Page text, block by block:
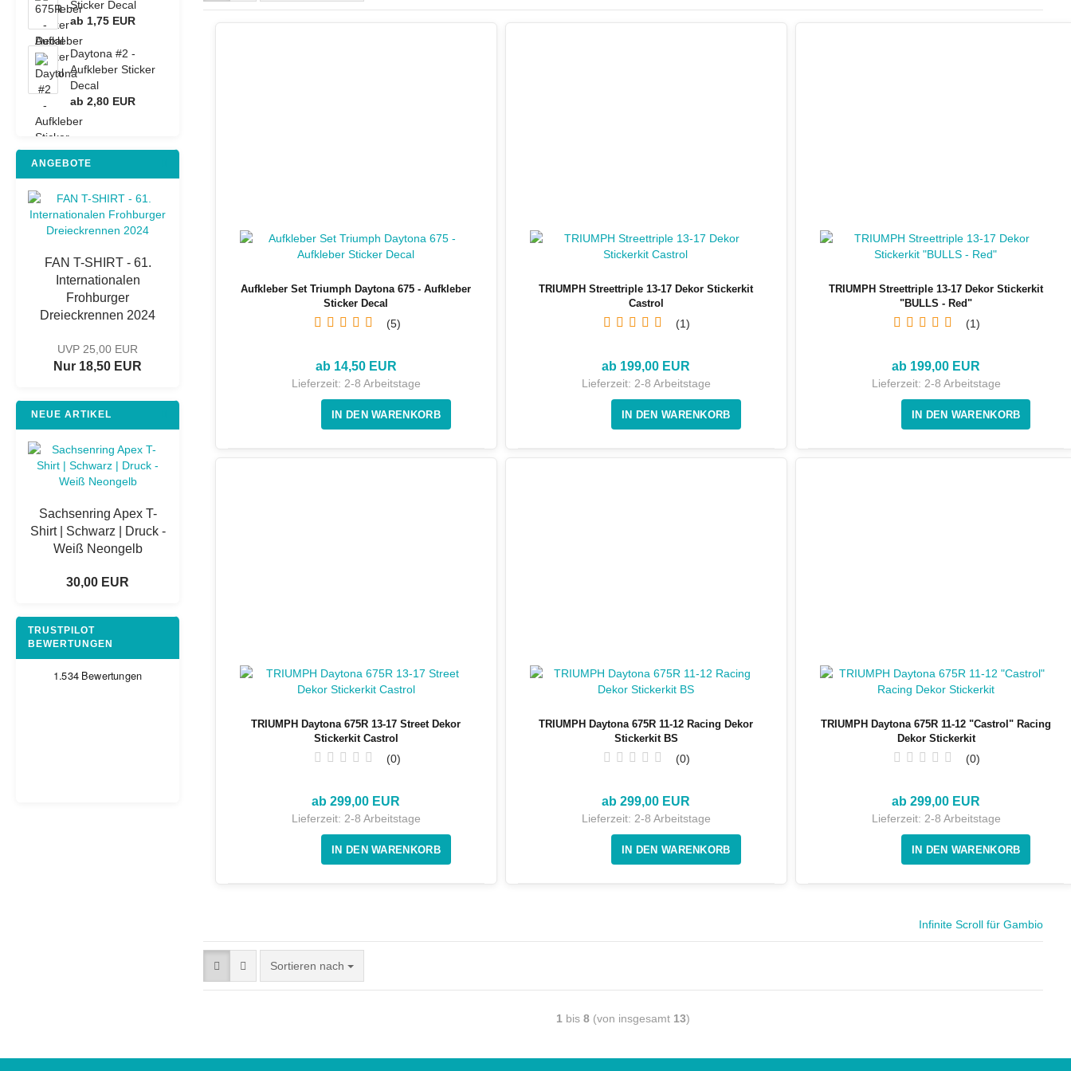
SUZUKI - Motorrad Dekore
SUZUKI - Aufkleber Sticker
Aufkleber Set Triumph Daytona 675 - Aufkleber
Sticker Decal
5
ab 14,50 EUR
Lieferzeit: 2-8 Arbeitstage
TRIUMPH Streettriple 13-17 Dekor Stickerkit
Castrol
1
ab 199,00 EUR
Lieferzeit: 2-8 Arbeitstage
TRIUMPH Streettriple 13-17 Dekor Stickerkit
"BULLS - Red"
1
ab 199,00 EUR
Lieferzeit: 2-8 Arbeitstage
TRIUMPH Daytona 675R 13-17 Street Dekor
Stickerkit Castrol
0
ab 299,00 EUR
Lieferzeit: 2-8 Arbeitstage
TRIUMPH Daytona 675R 11-12 Racing Dekor
Stickerkit BS
0
ab 299,00 EUR
Lieferzeit: 2-8 Arbeitstage
TRIUMPH Daytona 675R 11-12 "Castrol" Racing
Dekor Stickerkit
0
ab 299,00 EUR
Lieferzeit: 2-8 Arbeitstage
Infinite Scroll für Gambio
Sortieren nach
1 bis 8 (von insgesamt 13)
Sticker Decal
ab 1,75 EUR
Daytona #2 -
Aufkleber Sticker
Decal
ab 2,80 EUR
ANGEBOTE
FAN T-SHIRT - 61.
Internationalen
Frohburger
Dreieckrennen 2024
UVP 25,00 EUR
Nur 18,50 EUR
NEUE ARTIKEL
Sachsenring Apex T-
Shirt | Schwarz | Druck -
Weiß Neongelb
30,00 EUR
TRUSTPILOT
BEWERTUNGEN